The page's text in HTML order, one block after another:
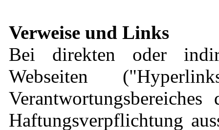
Verweise und Links
Bei direkten oder
Webseiten
Haftungsverpflichtung